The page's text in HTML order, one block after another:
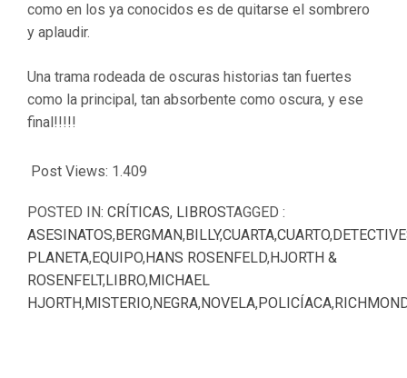
como en los ya conocidos es de quitarse el sombrero
y aplaudir.
Una trama rodeada de oscuras historias tan fuertes
como la principal, tan absorbente como oscura, y ese
final!!!!!
Post Views: 1.409
POSTED IN: CRÍTICAS, LIBROSTAGGED :
ASESINATOS,BERGMAN,BILLY,CUARTA,CUARTO,
PLANETA,EQUIPO,HANS ROSENFELD,HJORTH &
ROSENFELT,LIBRO,MICHAEL
HJORTH,MISTERIO,NEGRA,NOVELA,POLICÍACA,